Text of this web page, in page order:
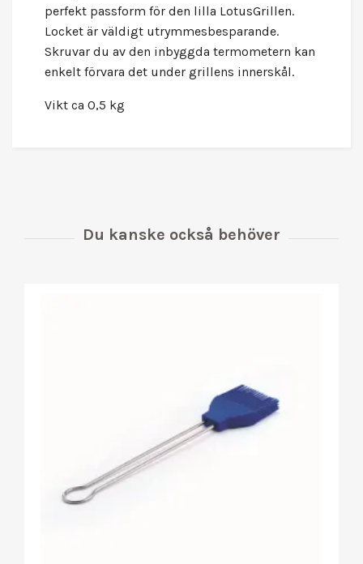
perfekt passform för den lilla LotusGrillen.
Locket är väldigt utrymmesbesparande.
Skruvar du av den inbyggda termometern kan
enkelt förvara det under grillens innerskål.
Vikt ca 0,5 kg